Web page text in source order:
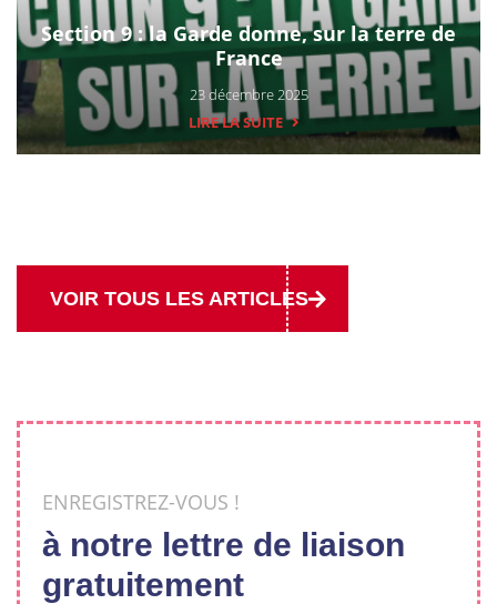
Section 9 : la Garde donne, sur la terre de
France
23 décembre 2025
LIRE LA SUITE
VOIR TOUS LES ARTICLES
ENREGISTREZ-VOUS !
à notre lettre de liaison
gratuitement